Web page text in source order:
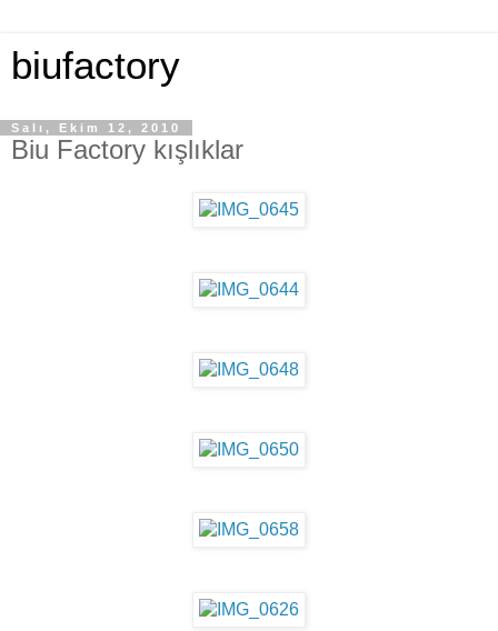
biufactory
Salı, Ekim 12, 2010
Biu Factory kışlıklar